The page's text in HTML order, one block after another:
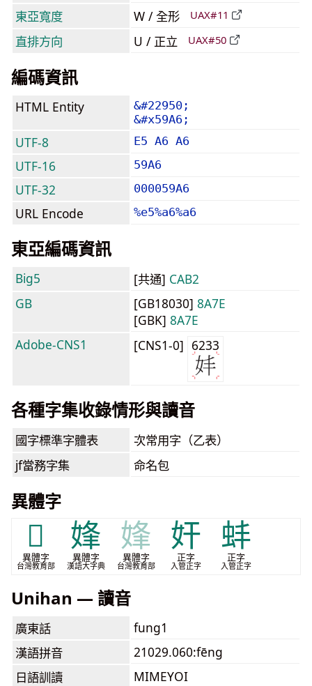
東亞寬度
W / 全形 UAX#11
直排方向 U / 正立 UAX#50
編碼資訊
HTML Entity
&#22950;
&#x59A6;
UTF-8 E5 A6 A6
UTF-16 59A6
UTF-32 000059A6
URL Encode %e5%a6%a6
東亞編碼資訊
Big5 [共通] CAB2
GB
[GB18030] 8A7E
[GBK] 8A7E
Adobe-CNS1
[CNS1-0] 6233
各種字集收錄情形與讀音
國字標準字體表 次常用字（乙表）
jf當務字集 命名包
異體字
𡜠
異體字
台灣教育部
㛔
異體字
漢語大字典
㛔
異體字
台灣教育部
奸
正字
入管正字
蚌
正字
入管正字
Unihan — 讀音
廣東話
fung1
漢語拼音
21029.060:fēng
日語訓讀
MIMEYOI